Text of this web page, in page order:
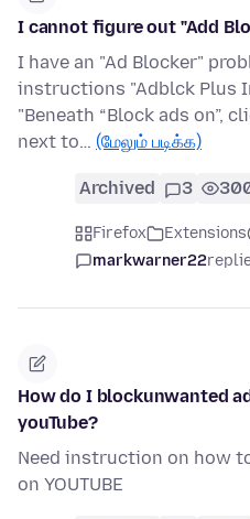
I cannot figure out "Add
I have an "Ad Blocker"
instructions "Adblck Plus
"Beneath “Block ads on”,
next to… (மேலும் படிக்க)
Archived 3
Firefox Extensions
markwarner22
How do I blockunwanted
youTube?
Need instruction on how
on YOUTUBE